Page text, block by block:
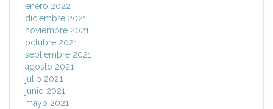
enero 2022
diciembre 2021
noviembre 2021
octubre 2021
septiembre 2021
agosto 2021
julio 2021
junio 2021
mayo 2021